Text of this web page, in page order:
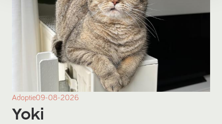
Adoptie09-08-2026
Yoki